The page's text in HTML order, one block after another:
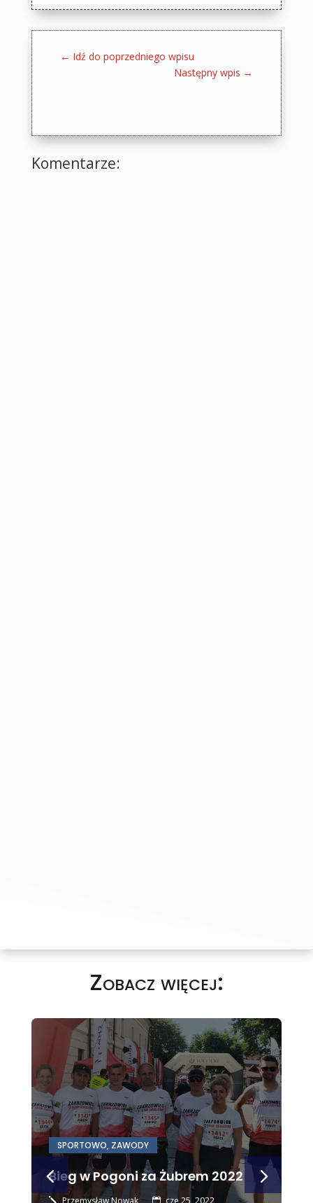
← Idź do poprzedniego wpisu
Następny wpis →
Komentarze:
Zobacz więcej:
SPORTOWO, ZAWODY
Bieg w Pogoni za Żubrem 2022
j 